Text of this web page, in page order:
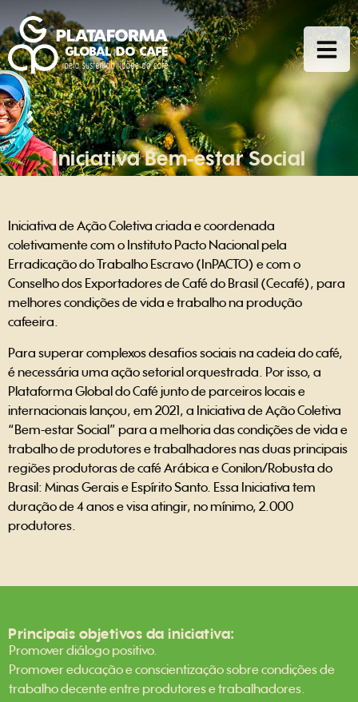
Iniciativa Bem-estar Social
Iniciativa de Ação Coletiva criada e coordenada
coletivamente com o Instituto Pacto Nacional pela
Erradicação do Trabalho Escravo (InPACTO) e com o
Conselho dos Exportadores de Café do Brasil (Cecafé), para
melhores condições de vida e trabalho na produção
cafeeira.
Para superar complexos desafios sociais na cadeia do café,
é necessária uma ação setorial orquestrada. Por isso, a
Plataforma Global do Café junto de parceiros locais e
internacionais lançou, em 2021, a Iniciativa de Ação Coletiva
“Bem-estar Social” para a melhoria das condições de vida e
trabalho de produtores e trabalhadores nas duas principais
regiões produtoras de café Arábica e Conilon/Robusta do
Brasil: Minas Gerais e Espírito Santo. Essa Iniciativa tem
duração de 4 anos e visa atingir, no mínimo, 2.000
produtores.
Principais objetivos da iniciativa:
Promover diálogo positivo.
Promover educação e conscientização sobre condições de
trabalho decente entre produtores e trabalhadores.